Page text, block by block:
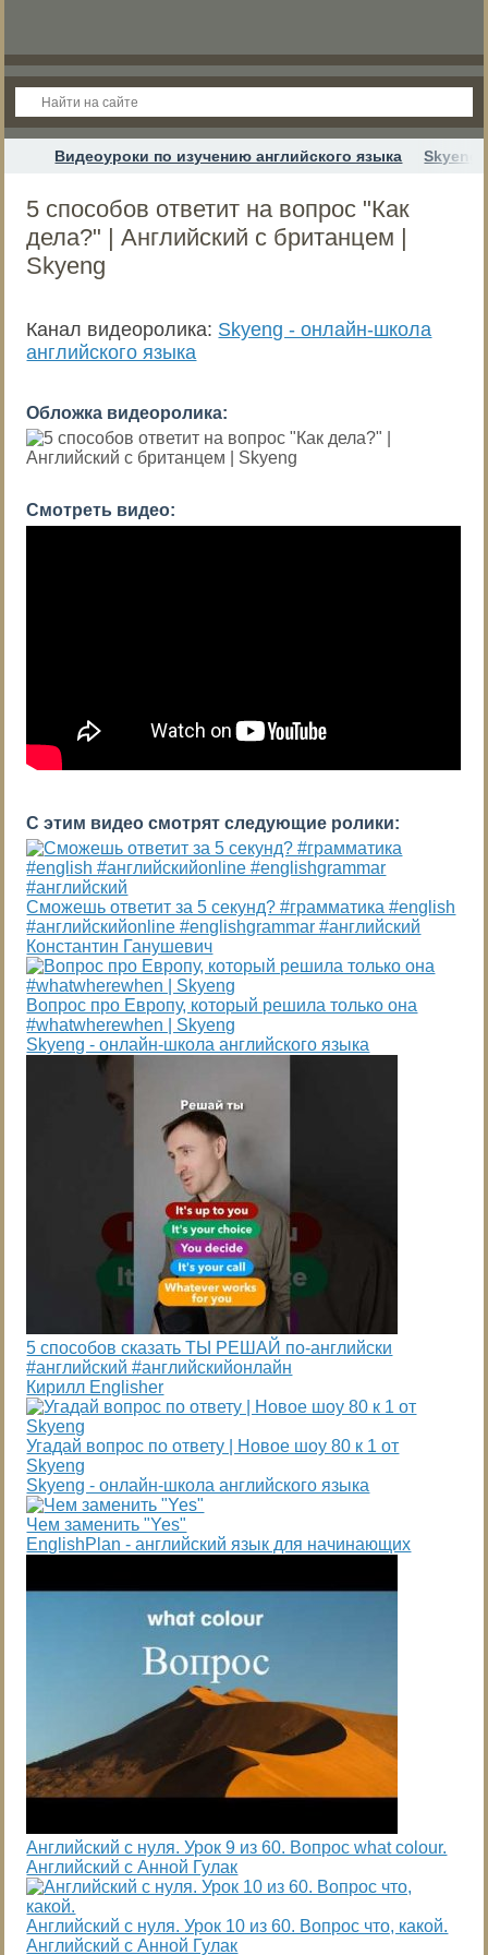
Видеоуроки по изучению английского языка Skyeng
5 способов ответит на вопрос "Как
дела?" | Английский с британцем |
Skyeng
Канал видеоролика: Skyeng - онлайн-школа
английского языка
Обложка видеоролика:
Смотреть видео:
С этим видео смотрят следующие ролики:
Сможешь ответит за 5 секунд? #грамматика #english
#английскийonline #englishgrammar #английский
Константин Ганушевич
Вопрос про Европу, который решила только она
#whatwherewhen | Skyeng
Skyeng - онлайн-школа английского языка
5 способов сказать ТЫ РЕШАЙ по-английски
#английский #английскийонлайн
Кирилл Englisher
Угадай вопрос по ответу | Новое шоу 80 к 1 от
Skyeng
Skyeng - онлайн-школа английского языка
Чем заменить "Yes"
EnglishPlan - английский язык для начинающих
Английский с нуля. Урок 9 из 60. Вопрос what colour.
Английский с Анной Гулак
Английский с нуля. Урок 10 из 60. Вопрос что, какой.
Английский с Анной Гулак